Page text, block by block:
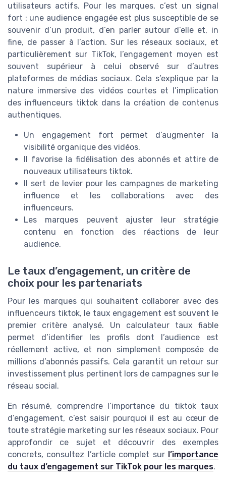
utilisateurs actifs. Pour les marques, c’est un signal
fort : une audience engagée est plus susceptible de se
souvenir d’un produit, d’en parler autour d’elle et, in
fine, de passer à l’action. Sur les réseaux sociaux, et
particulièrement sur TikTok, l’engagement moyen est
souvent supérieur à celui observé sur d’autres
plateformes de médias sociaux. Cela s’explique par la
nature immersive des vidéos courtes et l’implication
des influenceurs tiktok dans la création de contenus
authentiques.
Un engagement fort permet d’augmenter la
visibilité organique des vidéos.
Il favorise la fidélisation des abonnés et attire de
nouveaux utilisateurs tiktok.
Il sert de levier pour les campagnes de marketing
influence et les collaborations avec des
influenceurs.
Les marques peuvent ajuster leur stratégie
contenu en fonction des réactions de leur
audience.
Le taux d’engagement, un critère de
choix pour les partenariats
Pour les marques qui souhaitent collaborer avec des
influenceurs tiktok, le taux engagement est souvent le
premier critère analysé. Un calculateur taux fiable
permet d’identifier les profils dont l’audience est
réellement active, et non simplement composée de
millions d’abonnés passifs. Cela garantit un retour sur
investissement plus pertinent lors de campagnes sur le
réseau social.
En résumé, comprendre l’importance du tiktok taux
d’engagement, c’est saisir pourquoi il est au cœur de
toute stratégie marketing sur les réseaux sociaux. Pour
approfondir ce sujet et découvrir des exemples
concrets, consultez l’article complet sur l’importance
du taux d’engagement sur TikTok pour les marques.